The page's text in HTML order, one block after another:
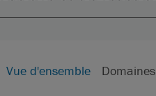
Vue d'ensemble Domaines